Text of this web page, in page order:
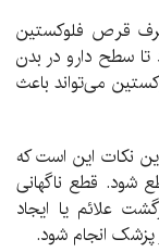
قرص فلوکستین
سطح دارو در بدن
می‌تواند باعث
نکات این است که
شود. قطع ناگهانی
علائم یا ایجاد
پزشک انجام شود.